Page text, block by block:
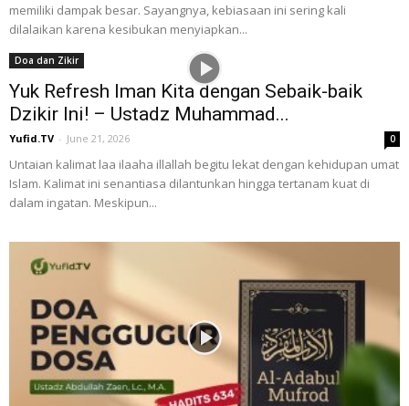
memiliki dampak besar. Sayangnya, kebiasaan ini sering kali
dilalaikan karena kesibukan menyiapkan...
Doa dan Zikir
Yuk Refresh Iman Kita dengan Sebaik-baik
Dzikir Ini! – Ustadz Muhammad...
Yufid.TV - June 21, 2026 0
Untaian kalimat laa ilaaha illallah begitu lekat dengan kehidupan umat
Islam. Kalimat ini senantiasa dilantunkan hingga tertanam kuat di
dalam ingatan. Meskipun...